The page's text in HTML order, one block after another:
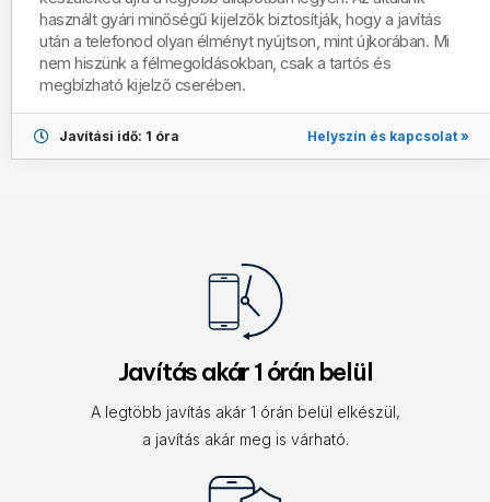
használt gyári minőségű kijelzők biztosítják, hogy a javítás
után a telefonod olyan élményt nyújtson, mint újkorában. Mi
nem hiszünk a félmegoldásokban, csak a tartós és
megbízható kijelző cserében.
Javítási idő: 1 óra Helyszín és kapcsolat »
Javítás akár 1 órán belül
A legtöbb javítás akár 1 órán belül elkészül,
a javítás akár meg is várható.